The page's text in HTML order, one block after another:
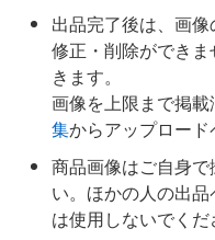
出品完了後は、画
修正・削除ができ
きます。
画像を上限まで掲
集からアップロード
商品画像はご自身
い。ほかの人の出
は使用しないでくだ